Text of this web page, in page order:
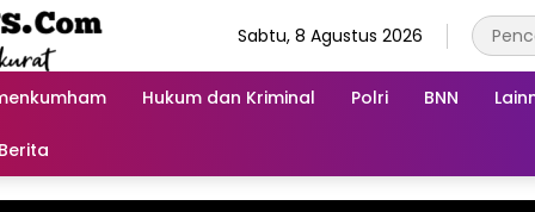
Sabtu, 8 Agustus 2026
Hukum dan Kriminal Polri BNN